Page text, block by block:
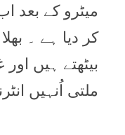
میٹرو کے بعد
کر دیا ہے ۔
بیٹھتے ہیں
ملتی اُنہیں